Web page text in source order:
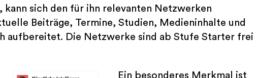
sich den für ihn relevanten Netzwerken
Beiträge, Termine, Studien, Medieninhalte und
aufbereitet. Die Netzwerke sind ab Stufe Starter frei
Ein besonderes Merkmal ist